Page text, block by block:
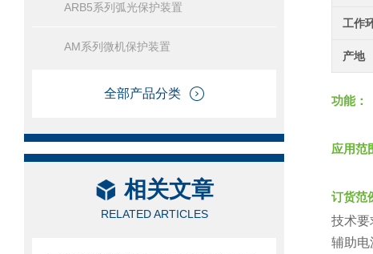
ARB5系列弧光保护装置
AM系列微机保护装置
全部产品分类
相关文章
RELATED ARTICLES
工作
产地
功能：
应用范
订货范
技术要
辅助